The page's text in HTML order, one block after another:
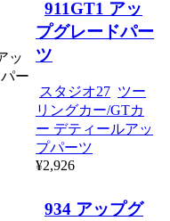
911GT1 アッ
プグレードパー
ツ
スタジオ27 ツー
リングカー/GTカ
ー デティールアッ
プパーツ
¥2,926
934 アップグ